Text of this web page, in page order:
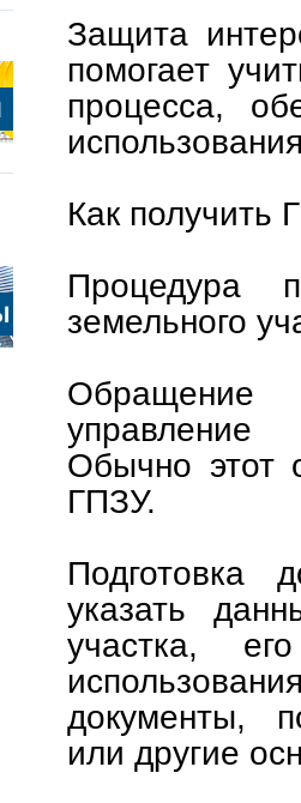
Защита
помогает
процесса,
Как получить
Процедура
земельного
Обращение
управление
Обычно этот
ГПЗУ.
Подготовка
указать
участка,
документы,
или другие